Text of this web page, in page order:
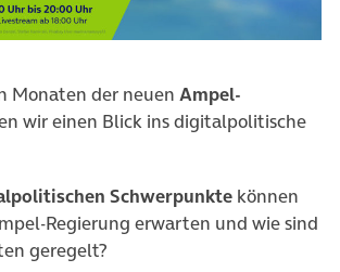
Monaten der neuen Ampel-
wir einen Blick ins digitalpolitische
Schwerpunkte können
Regierung erwarten und wie sind
geregelt?